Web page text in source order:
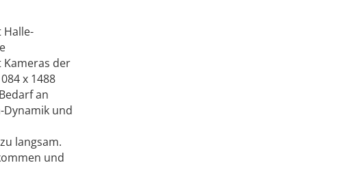
der
x 1488
an
und
langsam.
und